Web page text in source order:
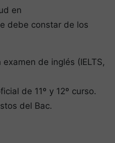
en
debe constar de los
de inglés (IELTS,
de 11º y 12º curso.
del Bac.